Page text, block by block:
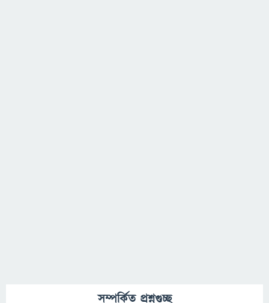
সম্পর্কিত প্রশ্নগুচ্ছ